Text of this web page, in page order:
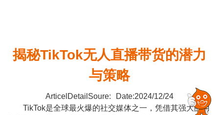
揭秘TikTok无人直播带货的潜力
与策略
ArticelDetailSoure:
Date:2024/12/24
TikTok是全球最火爆的社交媒体之一，凭借其强大的用